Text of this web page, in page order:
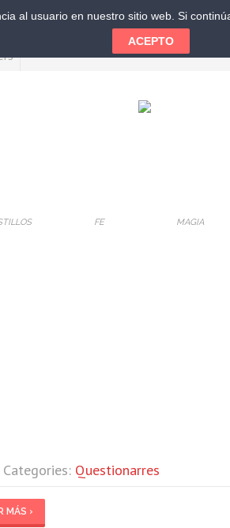
FE MAGIA
Categories: Questionarres
MÁS ›
al usuario en nuestro sitio web. Si
ACEPTO